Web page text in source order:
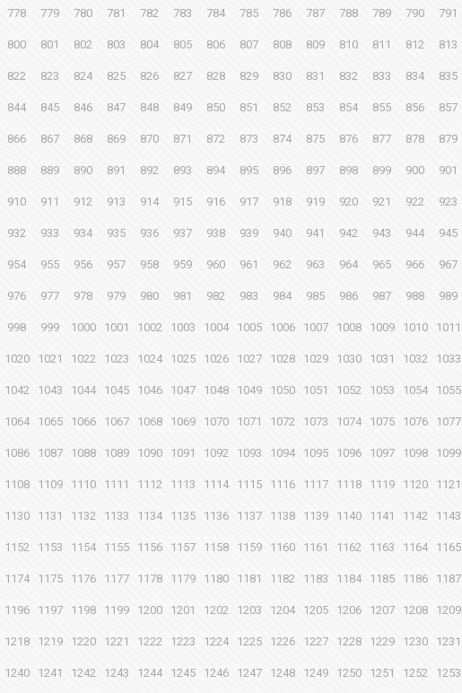
778 779 780 781 782 783 784 785 786 787 788 789 790 791
800 801 802 803 804 805 806 807 808 809 810 811 812 813
822 823 824 825 826 827 828 829 830 831 832 833 834 835
844 845 846 847 848 849 850 851 852 853 854 855 856 857
866 867 868 869 870 871 872 873 874 875 876 877 878 879
888 889 890 891 892 893 894 895 896 897 898 899 900 901
910 911 912 913 914 915 916 917 918 919 920 921 922 923
932 933 934 935 936 937 938 939 940 941 942 943 944 945
954 955 956 957 958 959 960 961 962 963 964 965 966 967
976 977 978 979 980 981 982 983 984 985 986 987 988 989
998 999 1000 1001 1002 1003 1004 1005 1006 1007 1008 1009 1010 1011
1020 1021 1022 1023 1024 1025 1026 1027 1028 1029 1030 1031 1032 1033
1042 1043 1044 1045 1046 1047 1048 1049 1050 1051 1052 1053 1054 1055
1064 1065 1066 1067 1068 1069 1070 1071 1072 1073 1074 1075 1076 1077
1086 1087 1088 1089 1090 1091 1092 1093 1094 1095 1096 1097 1098 1099
1108 1109 1110 1111 1112 1113 1114 1115 1116 1117 1118 1119 1120 1121
1130 1131 1132 1133 1134 1135 1136 1137 1138 1139 1140 1141 1142 1143
1152 1153 1154 1155 1156 1157 1158 1159 1160 1161 1162 1163 1164 1165
1174 1175 1176 1177 1178 1179 1180 1181 1182 1183 1184 1185 1186 1187
1196 1197 1198 1199 1200 1201 1202 1203 1204 1205 1206 1207 1208 1209
1218 1219 1220 1221 1222 1223 1224 1225 1226 1227 1228 1229 1230 1231
1240 1241 1242 1243 1244 1245 1246 1247 1248 1249 1250 1251 1252 1253